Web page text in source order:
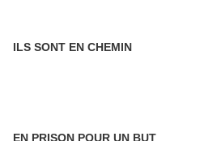
ILS SONT EN CHEMIN
EN PRISON POUR UN BUT